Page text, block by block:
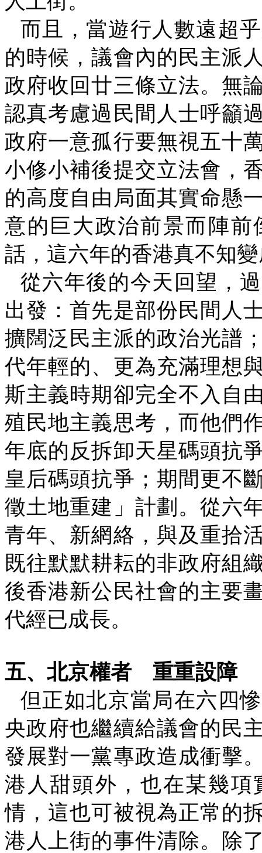
而且，當遊行人數遠超
的時候，議會內的民主派
政府收回廿三條立法。無
認真考慮過民間人士呼籲
政府一意孤行要無視五十
小修小補後提交立法會，
的高度自由局面其實命懸
意的巨大政治前景而陣
話，這六年的香港真不知
從六年後的今天回望，
出發：首先是部份民間人
擴闊泛民主派的政治光譜
代年輕的、更為充滿理想
斯主義時期卻完全不入自
殖民地主義思考，而他們
年底的反拆卸天星碼頭抗
皇后碼頭抗爭；期間更不
徵土地重建」計劃。從六
青年、新網絡，與及重拾
既往默默耕耘的非政府組
後香港新公民社會的主要
代經已成長。
五、北京權者
重重設障
但正如北京當局在六四
央政府也繼續給議會的民
發展對一黨專政造成衝擊
港人甜頭外，也在某幾
情，這也可被視為正常的
港人上街的事件清除。除